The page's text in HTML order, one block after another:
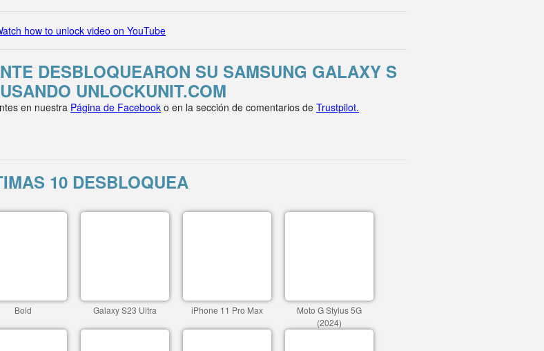
how to unlock video on YouTube
DESBLOQUEARON SU SAMSUNG GALAXY S
UNLOCKUNIT.COM
en nuestra Página de Facebook o en la sección de comentarios de Trustpilot.
10 DESBLOQUEA
Bold Galaxy S23 Ultra iPhone 11 Pro Max
Moto G Stylus 5G
(2024)